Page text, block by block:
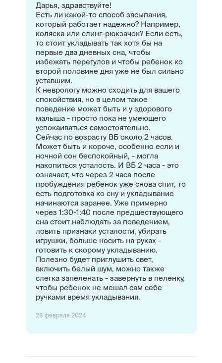
Дарья, здравствуйте!
Есть ли какой-то способ засыпания,
который работает надежно? Например,
коляска или слинг-рюкзачок? Если есть,
то стоит укладывать так хотя бы на
первые два дневных сна, чтобы
избежать перегулов и чтобы ребенок ко
второй половине дня уже не был сильно
уставшим.
К неврологу можно сходить для вашего
спокойствия, но в целом такое
поведение может быть и у здорового
малыша - просто пока не умеющего
успокаиваться самостоятельно.
Сейчас по возрасту ВБ около 2 часов.
Может быть и короче, особенно если и
ночной сон беспокойный, - могла
накопиться усталость. И ВБ 2 часа - это
означает, что через 2 часа после
пробуждения ребенок уже снова спит, то
есть подготовка ко сну и укладывание
начинаются заранее. Уже примерно
через 1:30-1:40 после предшествующего
сна стоит наблюдать за поведением,
ловить признаки усталости, убирать
игрушки, больше носить на руках -
готовить к скорому укладыванию.
Полезно будет приглушить свет,
включить белый шум, можно также
слегка запеленать - завернуть в пеленку,
чтобы ребенок не мешал сам себе
ручками время укладывания.
28 февраля 2024